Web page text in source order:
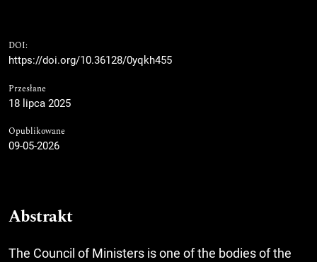
DOI:
https://doi.org/10.36128/0yqkh455
Przesłane
18 lipca 2025
Opublikowane
09-05-2026
Abstrakt
The Council of Ministers is one of the bodies of the